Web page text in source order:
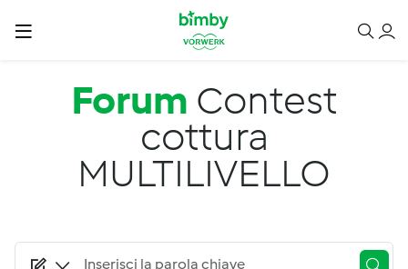
Salta al contenuto principale
Forum Contest
cottura
MULTILIVELLO